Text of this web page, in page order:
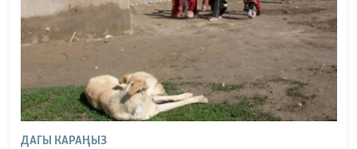
ДАГЫ КАРАҢЫЗ